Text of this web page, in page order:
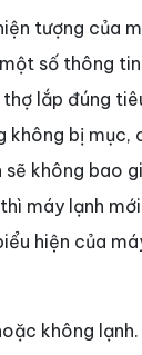
tượng của
số thông
lắp đúng
không bị mục,
sẽ không bao
máy lạnh
hiện của
không lạnh.